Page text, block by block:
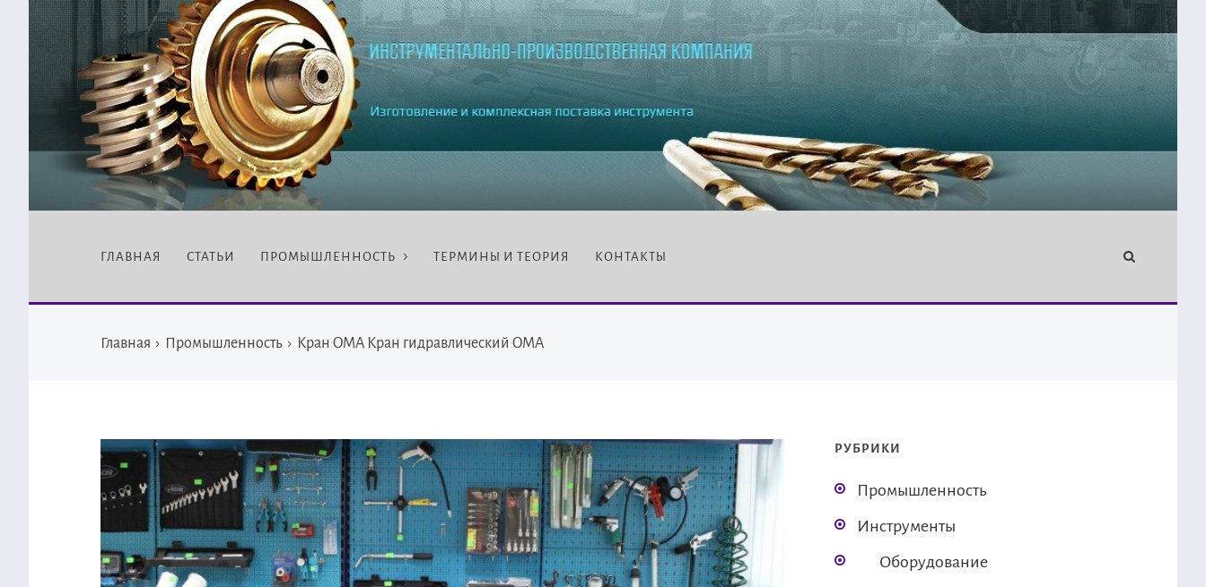
ГЛАВНАЯ СТАТЬИ ПРОМЫШЛЕННОСТЬ ТЕРМИНЫ И ТЕОРИЯ КОНТАКТЫ
Главная › Промышленность › Кран OMA Кран гидравлический OMA
РУБРИКИ
Промышленность
Инструменты
Оборудование